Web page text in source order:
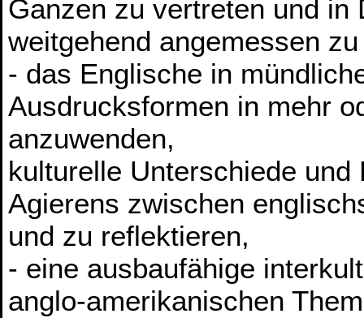
Ganzen zu vertreten und
weitgehend angemessen
- das Englische in
Ausdrucksformen in mehr
anzuwenden,
kulturelle Unterschiede
Agierens zwischen
und zu reflektieren,
- eine ausbaufähige
anglo-amerikanischen